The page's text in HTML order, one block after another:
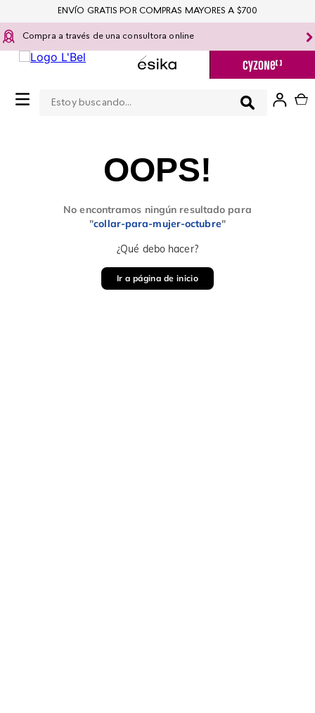
Compra a través de una consultora online
ENVÍO GRATIS POR COMPRAS MAYORES A $700
OOPS!
No encontramos ningún resultado para
"collar-para-mujer-octubre"
¿Qué debo hacer?
Ir a página de inicio